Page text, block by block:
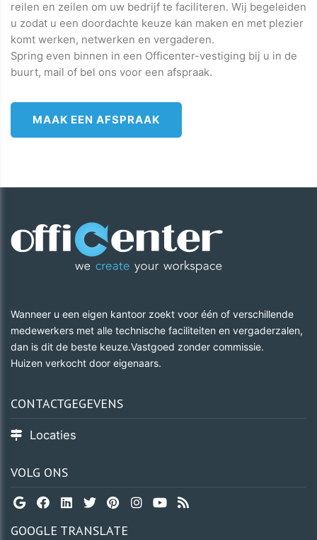
reilen en zeilen om uw bedrijf te faciliteren. Wij begeleiden
u zodat u een doordachte keuze kan maken en met plezier
komt werken, netwerken en vergaderen.
Spring even binnen in een Officenter-vestiging bij u in de
buurt, mail of bel ons voor een afspraak.
MAAK EEN AFSPRAAK
Wanneer u een eigen kantoor zoekt voor één of verschillende
medewerkers met alle technische faciliteiten en vergaderzalen,
dan is dit de beste keuze.Vastgoed zonder commissie.
​​​​​​​Huizen verkocht door eigenaars.
CONTACTGEGEVENS
Locaties
VOLG ONS
GOOGLE TRANSLATE